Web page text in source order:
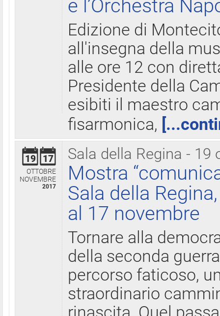
e l’Orchestra
Edizione di
all'insegna della
alle ore 12 con
Presidente della
esibiti il maestro
fisarmonica,
Sala della Regina - 19
19 17
OTTOBRE
NOVEMBRE
2017
Mostra
Sala della
al 17 novembre
Tornare alla
della seconda
percorso faticoso,
straordinario